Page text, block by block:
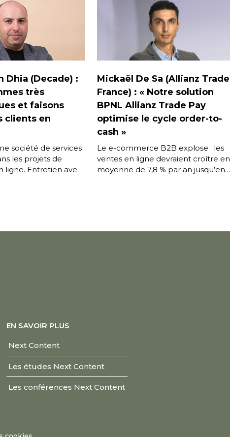
Dhia (Decade) :
très
et faisons
clients en
société de services
les projets de
ligne. Entretien avec
Mickaël De Sa (Allianz Trade
France) : « Notre solution
BPNL Allianz Trade Pay
optimise le cycle order-to-
cash »
Le e-commerce B2B explose : les
ventes en ligne devraient croître en
moyenne de 7,8 % par an jusqu’en
EN SAVOIR PLUS
Next Content
Les études Next Content
Les conférences Next Content